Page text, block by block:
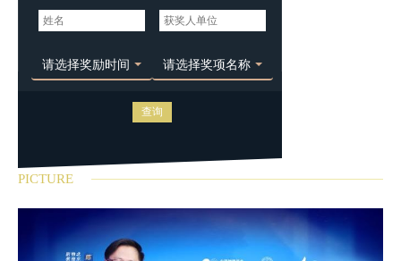
请选择奖励时间 请选择奖项名称
PICTURE